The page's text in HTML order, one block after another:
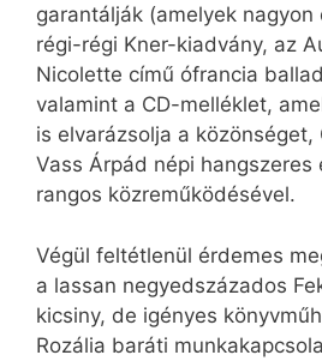
garantálják (amelyek
régi-régi Kner-kiadvány, az
Nicolette című ófrancia
valamint a CD-melléklet,
is elvarázsolja a közönséget,
Vass Árpád népi hangszeres
rangos közreműködésével.
Végül feltétlenül érdemes
a lassan negyedszázados
kicsiny, de igényes
Rozália baráti